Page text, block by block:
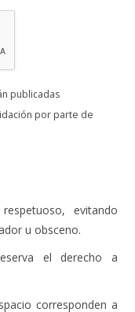
publicadas
por parte de
evitando
u obsceno.
el derecho a
corresponden a